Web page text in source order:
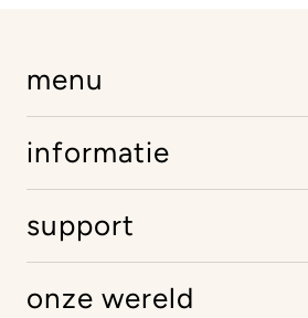
menu
informatie
support
onze wereld